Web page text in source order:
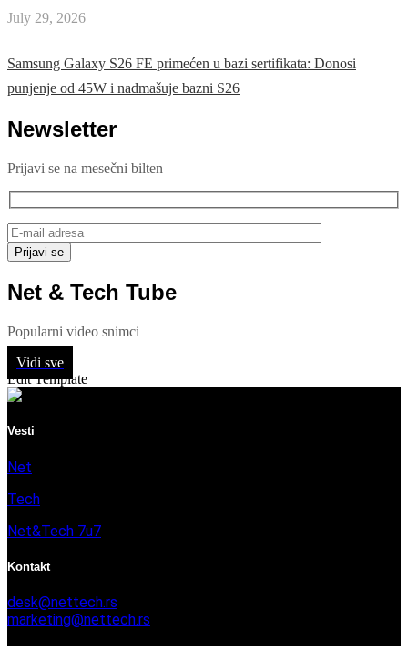
July 29, 2026
Samsung Galaxy S26 FE primećen u bazi sertifikata: Donosi
punjenje od 45W i nadmašuje bazni S26
Newsletter
Prijavi se na mesečni bilten
Net & Tech Tube
Popularni video snimci
Vidi sve
Edit Template
Vesti
Net
Tech
Net&Tech 7u7
Kontakt
desk@nettech.rs
marketing@nettech.rs